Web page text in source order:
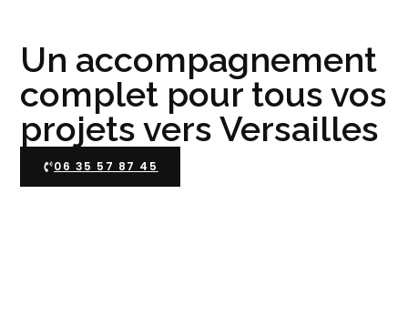
Un accompagnement
complet pour tous vos
projets vers Versailles
06 35 57 87 45